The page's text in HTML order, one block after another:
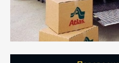
- Тайгер Логистик
качественно организует
службы или работы с
оформлением